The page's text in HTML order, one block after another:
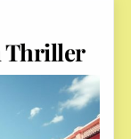
Thriller